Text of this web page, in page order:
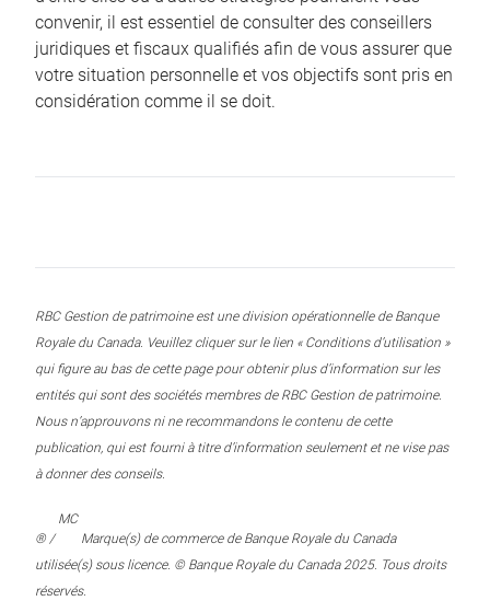
convenir, il est essentiel de consulter des conseillers
juridiques et fiscaux qualifiés afin de vous assurer que
votre situation personnelle et vos objectifs sont pris en
considération comme il se doit.
RBC Gestion de patrimoine est une division opérationnelle de Banque
Royale du Canada. Veuillez cliquer sur le lien « Conditions d’utilisation »
qui figure au bas de cette page pour obtenir plus d’information sur les
entités qui sont des sociétés membres de RBC Gestion de patrimoine.
Nous n’approuvons ni ne recommandons le contenu de cette
publication, qui est fourni à titre d’information seulement et ne vise pas
à donner des conseils.
® /
MC
Marque(s) de commerce de Banque Royale du Canada
utilisée(s) sous licence. © Banque Royale du Canada 2025. Tous droits
réservés.